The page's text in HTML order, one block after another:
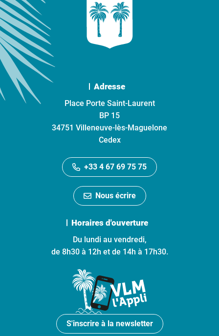
Adresse
Place Porte Saint-Laurent
BP 15
34751 Villeneuve-lès-Maguelone
Cedex
+33 4 67 69 75 75
Nous écrire
Horaires d'ouverture
Du lundi au vendredi,
de 8h30 à 12h et de 14h à 17h30.
S'inscrire à la newsletter